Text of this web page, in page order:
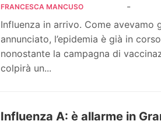
FRANCESCA MANCUSO -
Influenza in arrivo. Come avevamo
annunciato, l’epidemia è già in
nonostante la campagna di
colpirà un...
Influenza A: è allarme in